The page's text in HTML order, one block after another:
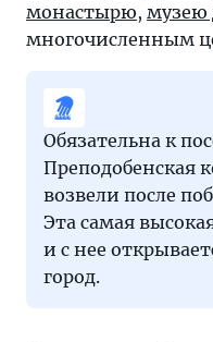
монастырю, музею
многочисленным
Обязательна к
Преподобенская
возвели после
Эта самая
и с нее
город.